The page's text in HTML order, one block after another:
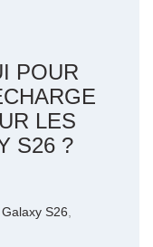
POUR
LES
S26 ?
S26